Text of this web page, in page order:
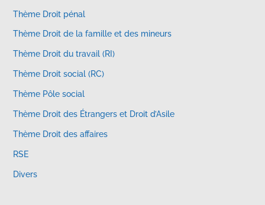
Thème Droit pénal
Thème Droit de la famille et des mineurs
Thème Droit du travail (RI)
Thème Droit social (RC)
Thème Pôle social
Thème Droit des Étrangers et Droit d’Asile
Thème Droit des affaires
RSE
Divers